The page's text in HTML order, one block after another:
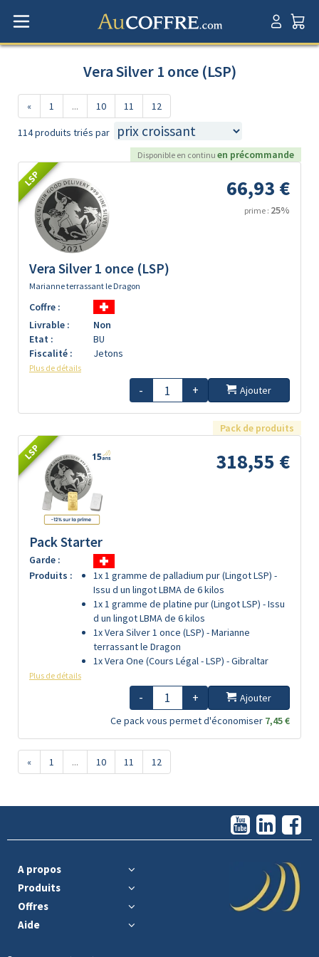
Vera Silver 1 once (LSP)
« 1 ... 10 11 12
114 produits triés par
Disponible en continu en précommande
LSP 66,93 €
prime : 25%
Vera Silver 1 once (LSP)
Marianne terrassant le Dragon
Coffre :
Livrable :
Non
Etat :
BU
Fiscalité :
Jetons
Plus de détails
- + Ajouter
Pack de produits
LSP 318,55 €
Pack Starter
Garde :
Produits :
1x 1 gramme de palladium pur (Lingot LSP) -
Issu d un lingot LBMA de 6 kilos
1x 1 gramme de platine pur (Lingot LSP) - Issu
d un lingot LBMA de 6 kilos
1x Vera Silver 1 once (LSP) - Marianne
terrassant le Dragon
1x Vera One (Cours Légal - LSP) - Gibraltar
Plus de détails
- +
Ajouter
Ce pack vous permet d'économiser 7,45 €
« 1 ... 10 11 12
A propos
Produits
Offres
Aide